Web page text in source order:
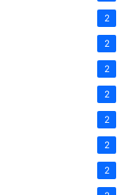
2
2
2
2
2
2
2